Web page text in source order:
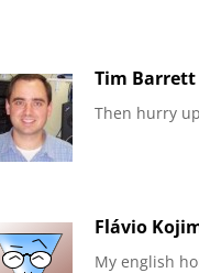
Tim Barrett
Then hurry
Flávio
My english